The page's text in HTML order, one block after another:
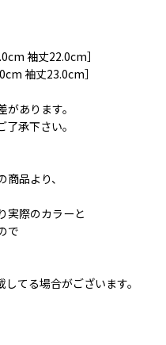
袖丈22.0cm］
袖丈23.0cm］
あります。
承下さい。
品より、
実際のカラーと
で
てる場合がございます。